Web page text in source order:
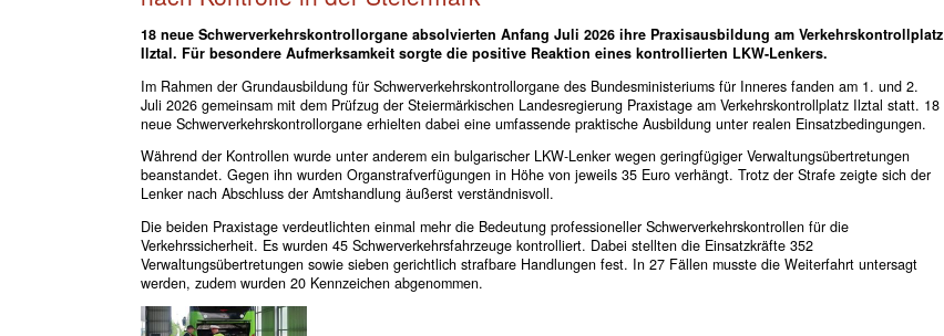
18 neue Schwerverkehrskontrollorgane absolvierten Anfang Juli 2026 ihre Praxisausbildung am Verkehrskontrollplatz
Ilztal. Für besondere Aufmerksamkeit sorgte die positive Reaktion eines kontrollierten LKW-Lenkers.
Im Rahmen der Grundausbildung für Schwerverkehrskontrollorgane des Bundesministeriums für Inneres fanden am 1. und 2.
Juli 2026 gemeinsam mit dem Prüfzug der Steiermärkischen Landesregierung Praxistage am Verkehrskontrollplatz Ilztal statt. 18
neue Schwerverkehrskontrollorgane erhielten dabei eine umfassende praktische Ausbildung unter realen Einsatzbedingungen.
Während der Kontrollen wurde unter anderem ein bulgarischer LKW-Lenker wegen geringfügiger Verwaltungsübertretungen
beanstandet. Gegen ihn wurden Organstrafverfügungen in Höhe von jeweils 35 Euro verhängt. Trotz der Strafe zeigte sich der
Lenker nach Abschluss der Amtshandlung äußerst verständnisvoll.
Die beiden Praxistage verdeutlichten einmal mehr die Bedeutung professioneller Schwerverkehrskontrollen für die
Verkehrssicherheit. Es wurden 45 Schwerverkehrsfahrzeuge kontrolliert. Dabei stellten die Einsatzkräfte 352
Verwaltungsübertretungen sowie sieben gerichtlich strafbare Handlungen fest. In 27 Fällen musste die Weiterfahrt untersagt
werden, zudem wurden 20 Kennzeichen abgenommen.